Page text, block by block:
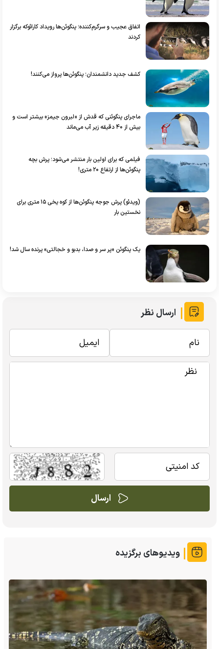
اتفاق عجیب و سرگرم‌کننده؛ پنگوئن‌ها رویداد کارائوکه برگزار
کردند
کشف جدید دانشمندان؛ پنگوئن‌ها پرواز می‌کنند!
ماجرای پنگوئنی که قدش از «لبرون جیمز» بیشتر است و
بیش از ۴۰ دقیقه زیر آب می‌ماند
فیلمی که برای اولین بار منتشر می‌شود؛ پرش بچه
پنگوئن‌ها از ارتفاع ۲۰ متری!
(ویدئو) پرش جوجه پنگوئن‌ها از کوه یخی ۱۵ متری برای
نخستین بار
یک پنگوئن «پر سر و صدا، بدبو و خجالتی» پرنده سال شد!
ارسال نظر
ویدیوهای برگزیده